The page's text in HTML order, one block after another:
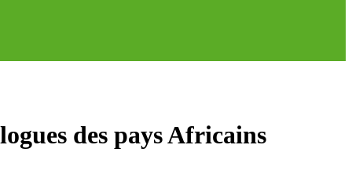
des pays Africains